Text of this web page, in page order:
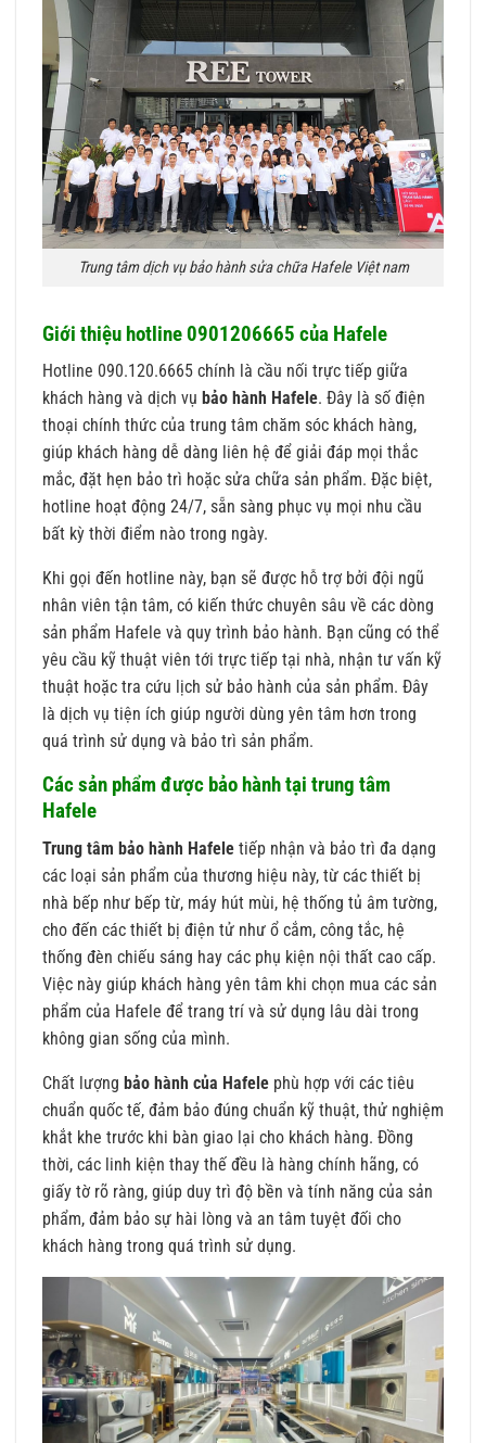
Trung tâm dịch vụ bảo hành sửa chữa Hafele Việt nam
Giới thiệu hotline 0901206665 của Hafele
Hotline 090.120.6665 chính là cầu nối trực tiếp giữa
khách hàng và dịch vụ bảo hành Hafele. Đây là số điện
thoại chính thức của trung tâm chăm sóc khách hàng,
giúp khách hàng dễ dàng liên hệ để giải đáp mọi thắc
mắc, đặt hẹn bảo trì hoặc sửa chữa sản phẩm. Đặc biệt,
hotline hoạt động 24/7, sẵn sàng phục vụ mọi nhu cầu
bất kỳ thời điểm nào trong ngày.
Khi gọi đến hotline này, bạn sẽ được hỗ trợ bởi đội ngũ
nhân viên tận tâm, có kiến thức chuyên sâu về các dòng
sản phẩm Hafele và quy trình bảo hành. Bạn cũng có thể
yêu cầu kỹ thuật viên tới trực tiếp tại nhà, nhận tư vấn kỹ
thuật hoặc tra cứu lịch sử bảo hành của sản phẩm. Đây
là dịch vụ tiện ích giúp người dùng yên tâm hơn trong
quá trình sử dụng và bảo trì sản phẩm.
Các sản phẩm được bảo hành tại trung tâm
Hafele
Trung tâm bảo hành Hafele tiếp nhận và bảo trì đa dạng
các loại sản phẩm của thương hiệu này, từ các thiết bị
nhà bếp như bếp từ, máy hút mùi, hệ thống tủ âm tường,
cho đến các thiết bị điện tử như ổ cắm, công tắc, hệ
thống đèn chiếu sáng hay các phụ kiện nội thất cao cấp.
Việc này giúp khách hàng yên tâm khi chọn mua các sản
phẩm của Hafele để trang trí và sử dụng lâu dài trong
không gian sống của mình.
Chất lượng bảo hành của Hafele phù hợp với các tiêu
chuẩn quốc tế, đảm bảo đúng chuẩn kỹ thuật, thử nghiệm
khắt khe trước khi bàn giao lại cho khách hàng. Đồng
thời, các linh kiện thay thế đều là hàng chính hãng, có
giấy tờ rõ ràng, giúp duy trì độ bền và tính năng của sản
phẩm, đảm bảo sự hài lòng và an tâm tuyệt đối cho
khách hàng trong quá trình sử dụng.